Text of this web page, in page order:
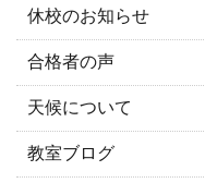
休校のお知らせ
合格者の声
天候について
教室ブログ